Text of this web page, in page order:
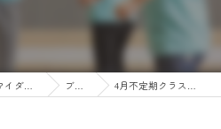
仙台市のダンススクールならマイダンスショップ ブログ 4月不定期クラスのご案内